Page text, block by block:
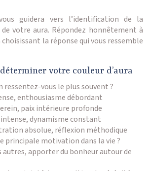
guidera vers l’identification de la
votre aura. Répondez honnêtement à
la réponse qui vous ressemble
votre couleur d’aura
vous le plus souvent ?
enthousiasme débordant
paix intérieure profonde
intense, dynamisme constant
absolue, réflexion méthodique
principale motivation dans la vie ?
autres, apporter du bonheur autour de